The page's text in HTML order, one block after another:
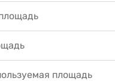
площадь